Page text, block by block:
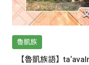
魯凱族
【魯凱族語】